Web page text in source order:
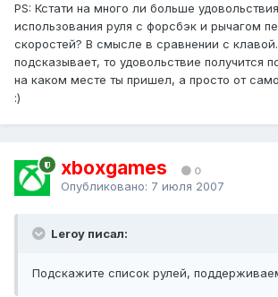
PS: Кстати на много ли больше
использования руля с форсбэк и рычагом
скоростей? В смысле в сравнении с
подсказывает, то удовольствие получится
на каком месте ты пришел, а просто от
:)
xboxgames 0
Опубликовано: 7 июля 2007
Leroy писал:
Подскажите список рулей,